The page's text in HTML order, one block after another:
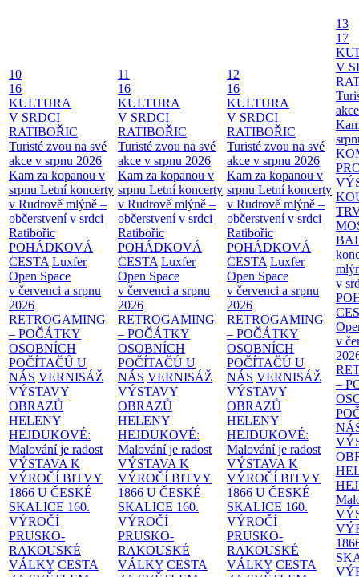
10
16
KULTURA
V SRDCI
RATIBOŘIC
Turisté zvou na své
akce v srpnu 2026
Kam za kopanou v
srpnu Letní koncerty
v Rudrově mlýně –
občerstvení v srdci
Ratibořic
POHÁDKOVÁ
CESTA Luxfer
Open Space
v červenci a srpnu
2026
RETROGAMING
– POČÁTKY
OSOBNÍCH
POČÍTAČŮ U
NÁS VERNISÁŽ
VÝSTAVY
OBRAZŮ
HELENY
HEJDUKOVÉ:
Malování je radost
VÝSTAVA K
VÝROČÍ BITVY
1866 U ČESKÉ
SKALICE 160.
VÝROČÍ
PRUSKO-
RAKOUSKÉ
VÁLKY CESTA
11
16
KULTURA
V SRDCI
RATIBOŘIC
Turisté zvou na své
akce v srpnu 2026
Kam za kopanou v
srpnu Letní koncerty
v Rudrově mlýně –
občerstvení v srdci
Ratibořic
POHÁDKOVÁ
CESTA Luxfer
Open Space
v červenci a srpnu
2026
RETROGAMING
– POČÁTKY
OSOBNÍCH
POČÍTAČŮ U
NÁS VERNISÁŽ
VÝSTAVY
OBRAZŮ
HELENY
HEJDUKOVÉ:
Malování je radost
VÝSTAVA K
VÝROČÍ BITVY
1866 U ČESKÉ
SKALICE 160.
VÝROČÍ
PRUSKO-
RAKOUSKÉ
VÁLKY CESTA
12
16
KULTURA
V SRDCI
RATIBOŘIC
Turisté zvou na své
akce v srpnu 2026
Kam za kopanou v
srpnu Letní koncerty
v Rudrově mlýně –
občerstvení v srdci
Ratibořic
POHÁDKOVÁ
CESTA Luxfer
Open Space
v červenci a srpnu
2026
RETROGAMING
– POČÁTKY
OSOBNÍCH
POČÍTAČŮ U
NÁS VERNISÁŽ
VÝSTAVY
OBRAZŮ
HELENY
HEJDUKOVÉ:
Malování je radost
VÝSTAVA K
VÝROČÍ BITVY
1866 U ČESKÉ
SKALICE 160.
VÝROČÍ
PRUSKO-
RAKOUSKÉ
VÁLKY CESTA
13
17
V
v
v
–